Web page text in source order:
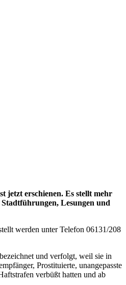
jetzt erschienen. Es stellt mehr
Lesungen und
werden unter Telefon 06131/208
und verfolgt, weil sie in
Prostituierte, unangepasste
verbüßt hatten und ab